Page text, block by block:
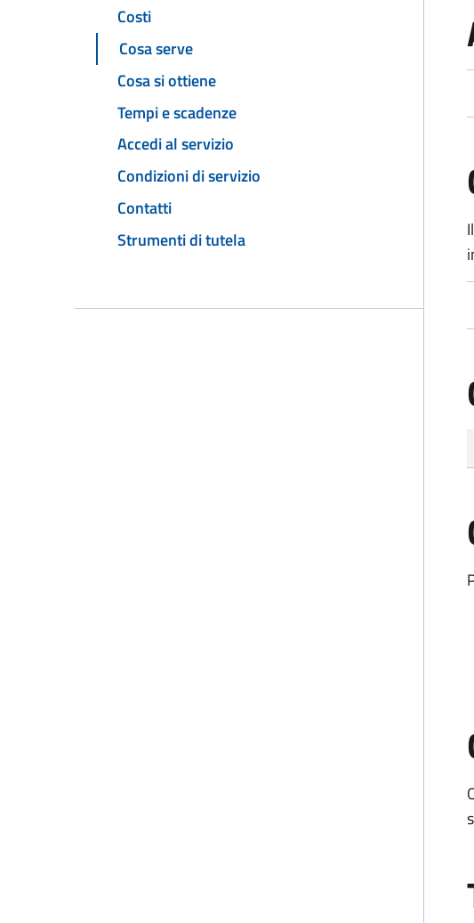
Costi
Cosa serve
Cosa si ottiene
Tempi e scadenze
Accedi al servizio
Condizioni di servizio
Contatti
Strumenti di tutela